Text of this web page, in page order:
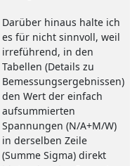
Darüber hinaus halte ich
es für nicht sinnvoll, weil
irreführend, in den
Tabellen (Details zu
Bemessungsergebnissen)
den Wert der einfach
aufsummierten
Spannungen (N/A+M/W)
in derselben Zeile
(Summe Sigma) direkt